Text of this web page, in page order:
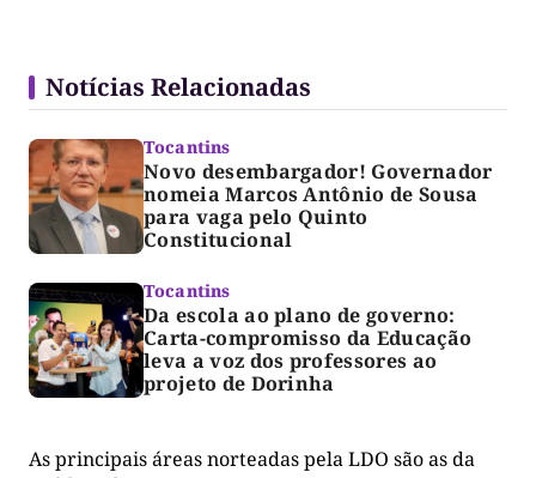
Notícias Relacionadas
Tocantins
Novo desembargador! Governador
nomeia Marcos Antônio de Sousa
para vaga pelo Quinto
Constitucional
Tocantins
Da escola ao plano de governo:
Carta-compromisso da Educação
leva a voz dos professores ao
projeto de Dorinha
As principais áreas norteadas pela LDO são as da